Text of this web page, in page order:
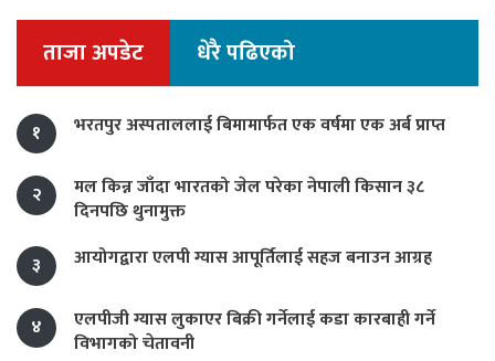
ताजा अपडेट धेरै पढिएको
१ भरतपुर अस्पताललाई बिमामार्फत एक वर्षमा एक अर्ब प्राप्त
२
मल किन्न जाँदा भारतको जेल परेका नेपाली किसान ३८
दिनपछि थुनामुक्त
३
आयोगद्वारा एलपी ग्यास आपूर्तिलाई सहज बनाउन आग्रह
४
एलपीजी ग्यास लुकाएर बिक्री गर्नेलाई कडा कारबाही गर्ने
विभागको चेतावनी